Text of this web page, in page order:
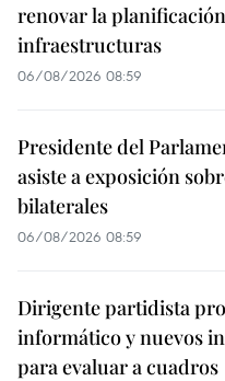
renovar la
infraestructuras
06/08/2026 08:59
Presidente del
asiste a exposición
bilaterales
06/08/2026 08:59
Dirigente partidista
informático y nuevos
para evaluar a cuadros